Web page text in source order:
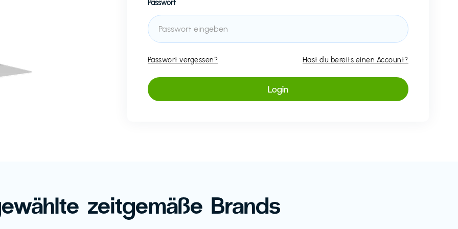
Passwort
Passwort vergessen? Hast du bereits einen Account?
zeitgemäße Brands